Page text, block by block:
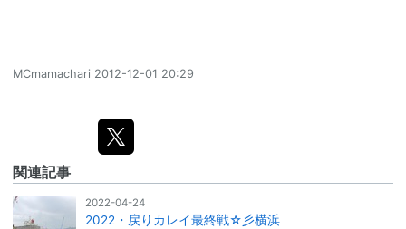
MCmamachari 2012-12-01 20:29
関連記事
2022-04-24
2022・戻りカレイ最終戦☆彡横浜